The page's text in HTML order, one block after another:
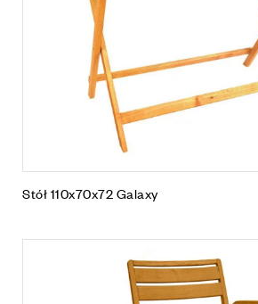
Stół 110x70x72 Galaxy